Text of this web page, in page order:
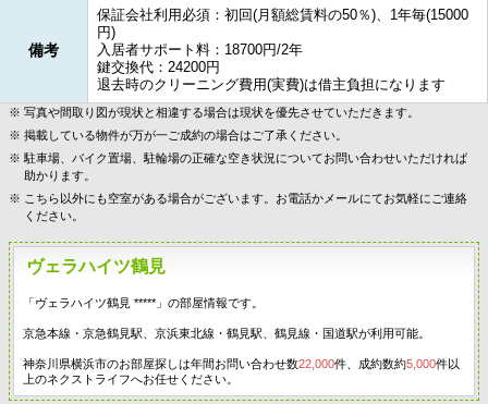
備考
保証会社利用必須：初回(月額総賃料の50％)、1年毎(15000
円)
入居者サポート料：18700円/2年
鍵交換代：24200円
退去時のクリーニング費用(実費)は借主負担になります
写真や間取り図が現状と相違する場合は現状を優先させていただきます。
掲載している物件が万が一ご成約の場合はご了承ください。
駐車場、バイク置場、駐輪場の正確な空き状況についてお問い合わせいただければ
助かります。
こちら以外にも空室がある場合がございます。お電話かメールにてお気軽にご連絡
ください。
ヴェラハイツ鶴見
「ヴェラハイツ鶴見 *****」の部屋情報です。
京急本線・京急鶴見駅、京浜東北線・鶴見駅、鶴見線・国道駅が利用可能。
神奈川県横浜市のお部屋探しは年間お問い合わせ数22,000件、成約数約5,000件以
上のネクストライフへお任せください。